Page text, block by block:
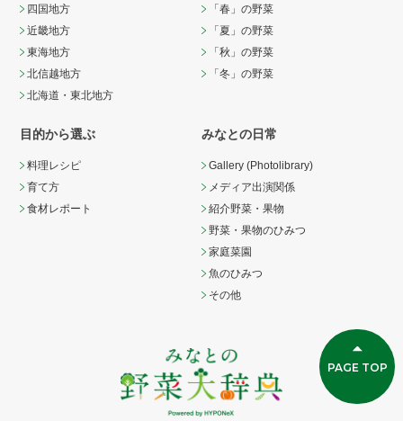
四国地方
近畿地方
東海地方
北信越地方
北海道・東北地方
「春」の野菜
「夏」の野菜
「秋」の野菜
「冬」の野菜
目的から選ぶ
料理レシピ
育て方
食材レポート
みなとの日常
Gallery (Photolibrary)
メディア出演関係
紹介野菜・果物
野菜・果物のひみつ
家庭菜園
魚のひみつ
その他
PAGE TOP